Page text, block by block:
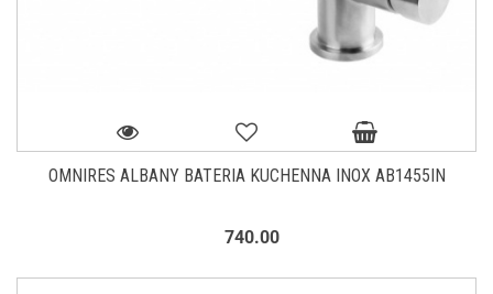
OMNIRES ALBANY BATERIA KUCHENNA INOX AB1455IN
740.00